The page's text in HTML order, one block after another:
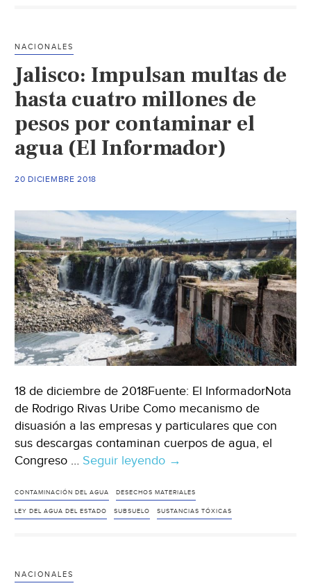
no
NACIONALES
Jalisco: Impulsan multas de
hasta cuatro millones de
pesos por contaminar el
agua (El Informador)
20 DICIEMBRE 2018
18 de diciembre de 2018Fuente: El InformadorNota
de Rodrigo Rivas Uribe Como mecanismo de
disuasión a las empresas y particulares que con
sus descargas contaminan cuerpos de agua, el
Congreso … Seguir leyendo Jalisco:
multas
de
→
CONTAMINACIÓN DEL AGUA DESECHOS MATERIALES
LEY DEL AGUA DEL ESTADO SUBSUELO SUSTANCIAS TÓXICAS
NACIONALES